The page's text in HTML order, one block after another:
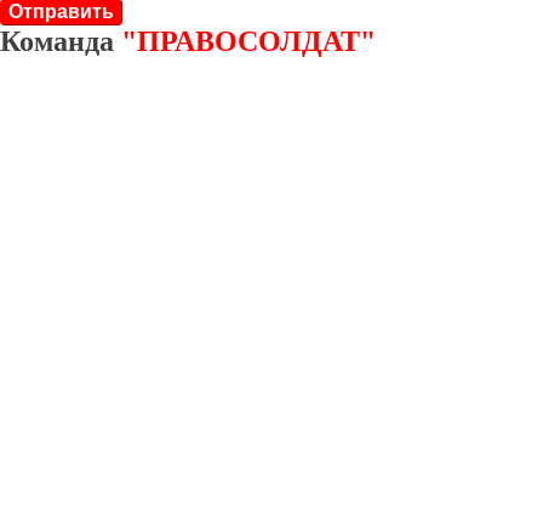
Отправить
Команда "ПРАВОСОЛДАТ"